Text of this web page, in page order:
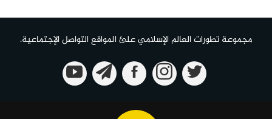
مجموعة تطورات العالم الإسلامي علئ المواقع التواصل الإجتماعية.